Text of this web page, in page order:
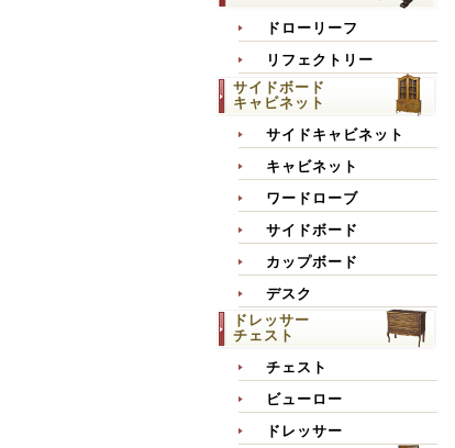
ドローリーフ
リフェクトリー
サイドボード
キャビネット
サイドキャビネット
キャビネット
ワードローブ
サイドボード
カップボード
デスク
ドレッサー
チェスト
チェスト
ビューロー
ドレッサー